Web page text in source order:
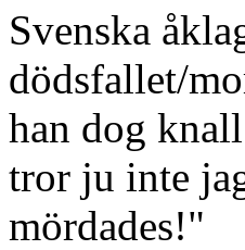
Svenska
dödsfallet/
han dog
tror ju inte
mördades!"